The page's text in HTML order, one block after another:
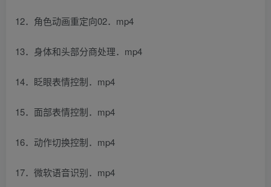
12．角色动画重定向02．mp4
13．身体和头部分商处理．mp4
14．眨眼表情控制．mp4
15．面部表情控制．mp4
16．动作切换控制．mp4
17．微软语音识别．mp4